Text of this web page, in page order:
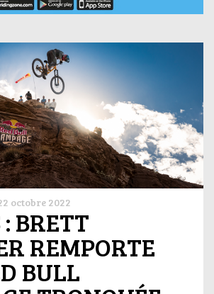
octobre 2022
BRETT
REMPORTE
BULL